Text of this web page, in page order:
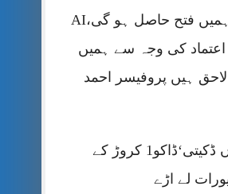
جس پر ہمیں فتح حاصل ہو گی،AI
اعتماد کی وجہ سے ہمیں
ہیں پروفیسر احمد
کلرسیداں ڈکیتی‘ڈاکو1 کروڑ کے
لے اڑے